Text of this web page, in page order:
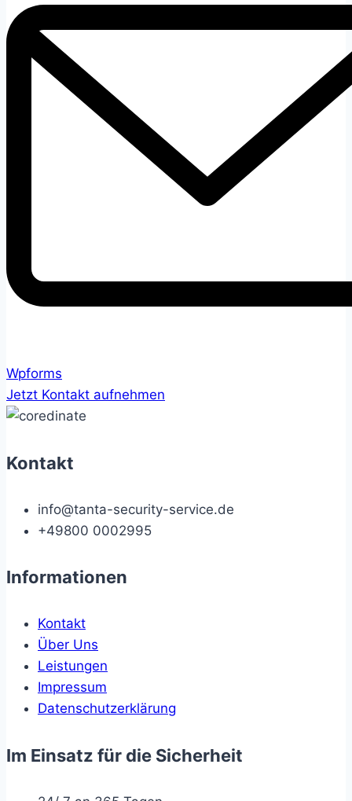
Wpforms
Jetzt Kontakt aufnehmen
Kontakt
info@tanta-security-service.de
+49800 0002995
Informationen
Kontakt
Über Uns
Leistungen
Impressum
Datenschutzerklärung
Im Einsatz für die Sicherheit